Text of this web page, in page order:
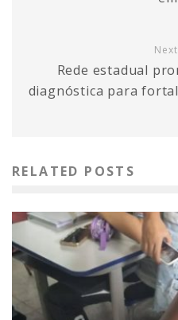
Next
Rede estadual
diagnóstica para
RELATED POSTS